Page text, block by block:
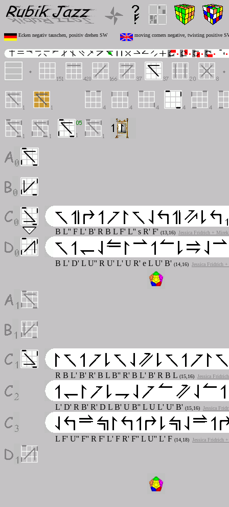
Ecken negativ tauschen, positiv drehen SW moving corners negative, twisting positive
B L'' F L' B' R B L F' L'' s R' F' (13,16) Jessica Fridrich +
B L' D' L U'' R U' L' U R' e L U' B' (14,16) Jessica Fridrich
R B L' B' R' B L B'' R' B L' B' R B L (15,16) Jessica
L' D' R B' R' D L B' U B'' L U L' U' B' (15,16) Jessica
L F' U'' F'' R F' L' F R' F'' L U'' L' F (14,18) Jessica Fridrich